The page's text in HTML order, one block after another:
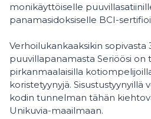
monikäyttöiselle
panamasidoksiselle BCI-
Verhoilukankaaksikin sopivasta
puuvillapanamasta Seriöösi on
pirkanmaalaisilla
koristetyynyjä. Sisustustyynyillä
kodin tunnelman tähän
Unikuvia-maailmaan.